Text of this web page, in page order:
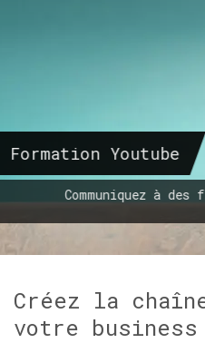
Formation Youtube
Communiquez à
Créez la
votre business